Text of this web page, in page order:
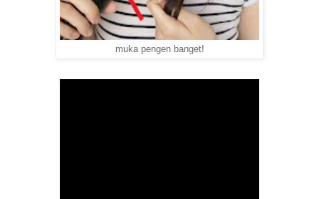
muka pengen banget!